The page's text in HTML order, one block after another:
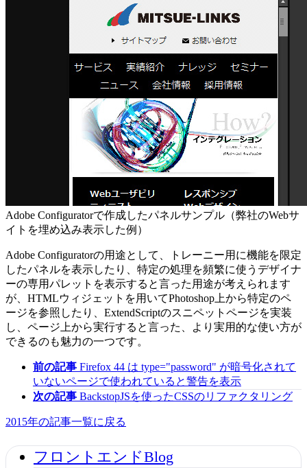
Adobe Configuratorで作成したパネルサンプル（弊社のWebサ
イトを埋め込み表示した例）
Adobe Configuratorの用途として、トレーニー用に機能を限定
したパネルを表示したり、特定の処理を頻繁に使うデザイナ
ーの専用パレットを表示すると言った用途が考えられます
が、HTMLウィジェットを用いてPhotoshop上から特定のペ
ージを参照したり、ExtendScriptのスニペットページを実装
し、ページ上から実行すると言った、より実用的な使い方が
できるのも魅力の一つです。
前の記事 Firefox 44 は type="password" が暗号化されて
いないページで使われていると警告を表示
次の記事 BackstopJSを使ったCSSのリファクタリング
2015年の記事一覧に戻る
フロントエンドBlog